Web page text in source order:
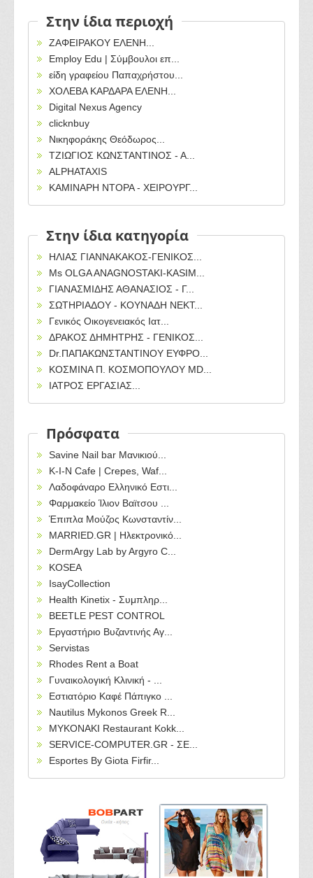
Στην ίδια περιοχή
ΖΑΦΕΙΡΑΚΟΥ ΕΛΕΝΗ...
Employ Edu | Σύμβουλοι επ...
είδη γραφείου Παπαχρήστου...
ΧΟΛΕΒΑ ΚΑΡΔΑΡΑ ΕΛΕΝΗ...
Digital Nexus Agency
clicknbuy
Νικηφοράκης Θεόδωρος...
ΤΖΙΩΓΙΟΣ ΚΩΝΣΤΑΝΤΙΝΟΣ - Α...
ALPHATAXIS
ΚΑΜΙΝΑΡΗ ΝΤΟΡΑ - ΧΕΙΡΟΥΡΓ...
Στην ίδια κατηγορία
ΗΛΙΑΣ ΓΙΑΝΝΑΚΑΚΟΣ-ΓΕΝΙΚΟΣ...
Ms OLGA ANAGNOSTAKI-KASIM...
ΓΙΑΝΑΣΜΙΔΗΣ ΑΘΑΝΑΣΙΟΣ - Γ...
ΣΩΤΗΡΙΑΔΟΥ - ΚΟΥΝΑΔΗ ΝΕΚΤ...
Γενικός Οικογενειακός Ιατ...
ΔΡΑΚΟΣ ΔΗΜΗΤΡΗΣ - ΓΕΝΙΚΟΣ...
Dr.ΠΑΠΑΚΩΝΣΤΑΝΤΙΝΟΥ ΕΥΦΡΟ...
ΚΟΣΜΙΝΑ Π. ΚΟΣΜΟΠΟΥΛΟΥ MD...
ΙΑΤΡΟΣ ΕΡΓΑΣΙΑΣ...
Πρόσφατα
Savine Nail bar Μανικιού...
Κ-Ι-Ν Cafe | Crepes, Waf...
Λαδοφάναρο Ελληνικό Εστι...
Φαρμακείο Ίλιον Βαϊτσου ...
Έπιπλα Μούζος Κωνσταντίν...
MARRIED.GR | Ηλεκτρονικό...
DermArgy Lab by Argyro C...
KOSEA
IsayCollection
Health Kinetix - Συμπληρ...
BEETLE PEST CONTROL
Εργαστήριο Βυζαντινής Αγ...
Servistas
Rhodes Rent a Boat
Γυναικολογική Κλινική - ...
Εστιατόριο Καφέ Πάπιγκο ...
Nautilus Mykonos Greek R...
MYKONAKI Restaurant Kokk...
SERVICE-COMPUTER.GR - ΣΕ...
Esportes By Giota Firfir...